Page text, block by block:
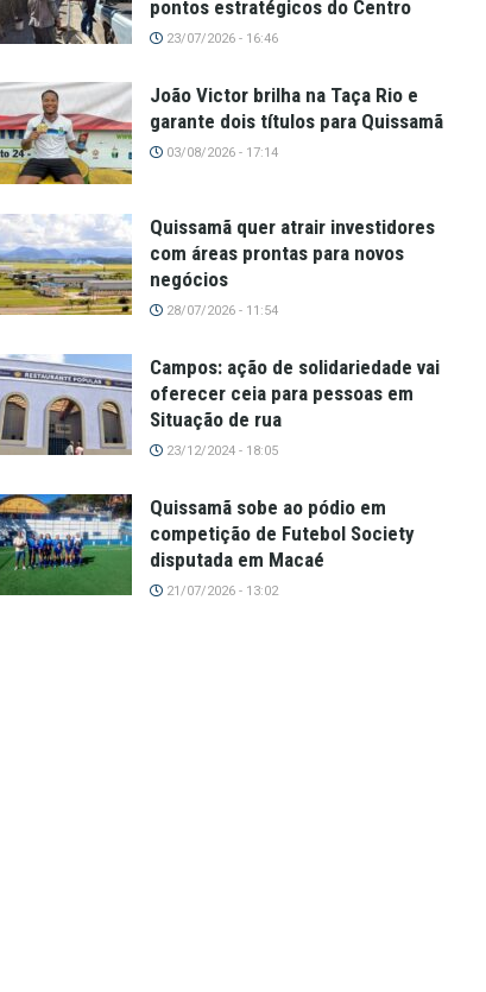
pontos estratégicos do Centro
23/07/2026 - 16:46
João Victor brilha na Taça Rio e
garante dois títulos para Quissamã
03/08/2026 - 17:14
Quissamã quer atrair investidores
com áreas prontas para novos
negócios
28/07/2026 - 11:54
Campos: ação de solidariedade vai
oferecer ceia para pessoas em
Situação de rua
23/12/2024 - 18:05
Quissamã sobe ao pódio em
competição de Futebol Society
disputada em Macaé
21/07/2026 - 13:02